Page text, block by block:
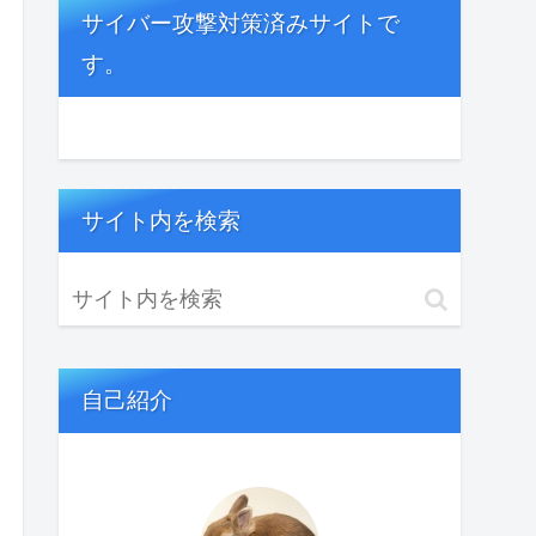
サイバー攻撃対策済みサイトで
す。
サイト内を検索
自己紹介